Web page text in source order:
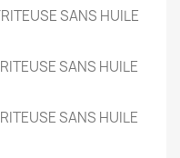
SANS HUILE
SANS HUILE
SANS HUILE